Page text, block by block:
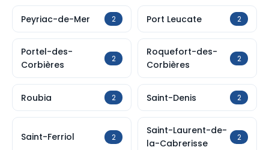
Peyriac-de-Mer 2 Port Leucate 2
Portel-des-
Corbières
2
Roquefort-des-
Corbières
2
Roubia 2 Saint-Denis 2
Saint-Ferriol 2
Saint-Laurent-de-
la-Cabrerisse
2